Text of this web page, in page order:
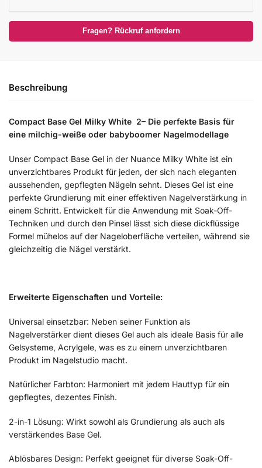
Fragen? Rückruf anfordern
Beschreibung
Compact Base Gel Milky White 2– Die perfekte Basis für
eine milchig-weiße oder babyboomer Nagelmodellage
Unser Compact Base Gel in der Nuance Milky White ist ein
unverzichtbares Produkt für jeden, der sich nach eleganten
aussehenden, gepflegten Nägeln sehnt. Dieses Gel ist eine
perfekte Grundierung mit einer effektiven Nagelverstärkung in
einem Schritt. Entwickelt für die Anwendung mit Soak-Off-
Techniken und durch den Pinsel lässt sich diese dickflüssige
Formel mühelos auf der Nageloberfläche verteilen, während sie
gleichzeitig die Nägel verstärkt.
Erweiterte Eigenschaften und Vorteile:
Universal einsetzbar: Neben seiner Funktion als
Nagelverstärker dient dieses Gel auch als ideale Basis für alle
Gelsysteme, Acrylgele, was es zu einem unverzichtbaren
Produkt im Nagelstudio macht.
Natürlicher Farbton: Harmoniert mit jedem Hauttyp für ein
gepflegtes, dezentes Finish.
2-in-1 Lösung: Wirkt sowohl als Grundierung als auch als
verstärkendes Base Gel.
Ablösbares Design: Perfekt geeignet für diverse Soak-Off-